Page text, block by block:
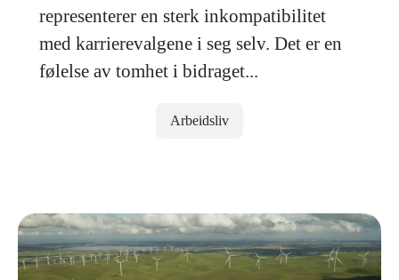
representerer en sterk inkompatibilitet
med karrierevalgene i seg selv. Det er en
følelse av tomhet i bidraget...
Arbeidsliv